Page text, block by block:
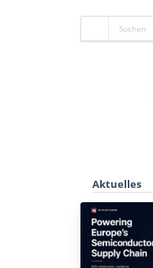
Aktuelles